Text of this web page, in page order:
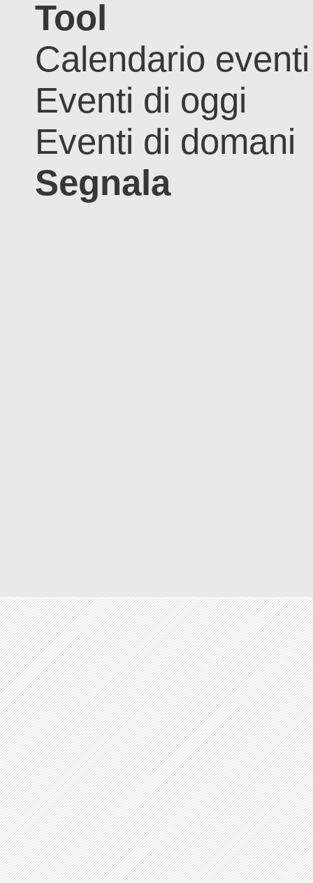
Tool
Calendario eventi
Eventi di oggi
Eventi di domani
Segnala